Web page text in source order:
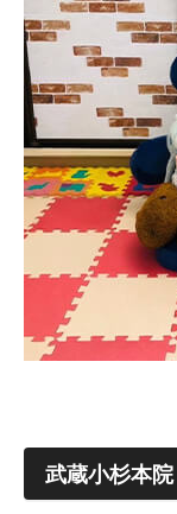
武蔵小杉本院